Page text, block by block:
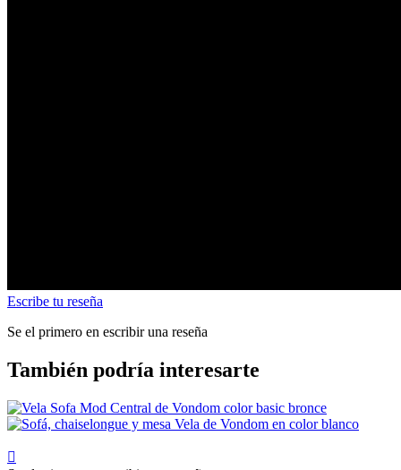
Escribe tu reseña
Se el primero en escribir una reseña
También podría interesarte
